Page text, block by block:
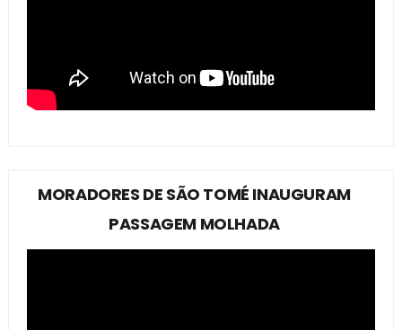
MORADORES DE SÃO TOMÉ INAUGURAM
PASSAGEM MOLHADA